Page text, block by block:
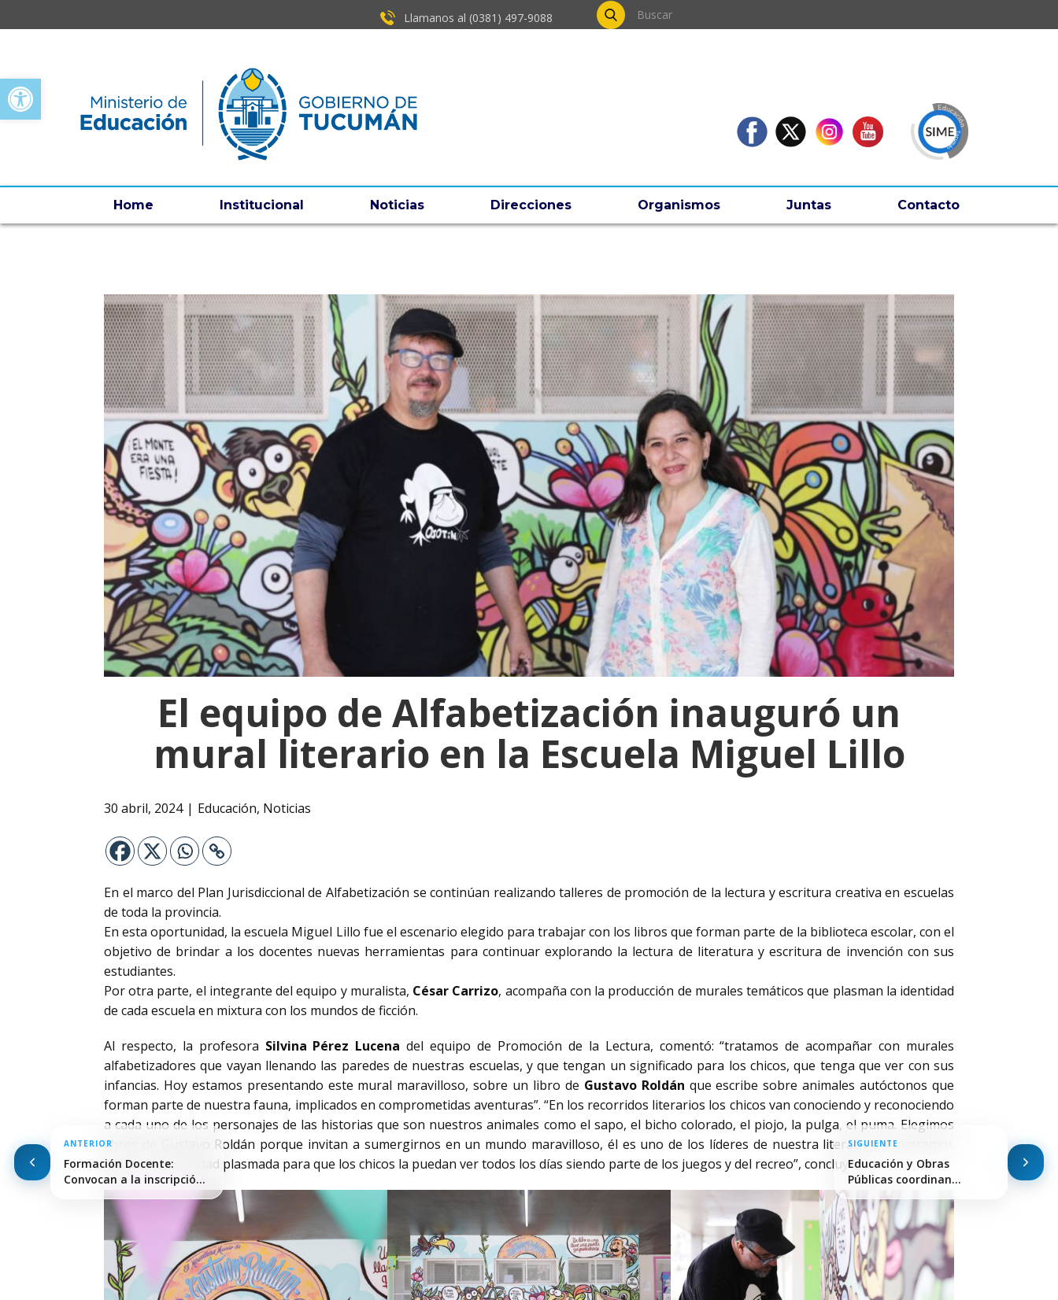
Open toolbar
Llamanos al (0381) ​497-9088
Home Institucional Noticias Direcciones Organismos Juntas Contacto
El equipo de Alfabetización inauguró un
mural literario en la Escuela Miguel Lillo
30 abril, 2024 Educación, Noticias
En el marco del Plan Jurisdiccional de Alfabetización se continúan realizando talleres de promoción de la lectura y escritura creativa en escuelas
de toda la provincia.
En esta oportunidad, la escuela Miguel Lillo fue el escenario elegido para trabajar con los libros que forman parte de la biblioteca escolar, con el
objetivo de brindar a los docentes nuevas herramientas para continuar explorando la lectura de literatura y escritura de invención con sus
estudiantes.
Por otra parte, el integrante del equipo y muralista, César Carrizo, acompaña con la producción de murales temáticos que plasman la identidad
de cada escuela en mixtura con los mundos de ficción.
Al respecto, la profesora Silvina Pérez Lucenadel equipo de Promoción de la Lectura, comentó: “tratamos de acompañar con murales
alfabetizadores que vayan llenando las paredes de nuestras escuelas, y que tengan un significado para los chicos, que tenga que ver con sus
infancias. Hoy estamos presentando este mural maravilloso, sobre un libro de Gustavo Roldán que escribe sobre animales autóctonos que
forman parte de nuestra fauna, implicados en comprometidas aventuras”. “En los recorridos literarios los chicos van conociendo y reconociendo
a cada uno de los personajes de las historias que son nuestros animales como el sapo, el bicho colorado, el piojo, la pulga, el puma. Elegimos
libros de Gustavo Roldán porque invitan a sumergirnos en un mundo maravilloso, él es uno de los líderes de nuestra literatura y queremos
dejar esta identidad plasmada para que los chicos la puedan ver todos los días siendo parte de los juegos y del recreo”, concluyó.
ANTERIOR
Formación Docente:
Convocan a la inscripción
SIGUIENTE
Educación y Obras
Públicas coordinan
acciones en…